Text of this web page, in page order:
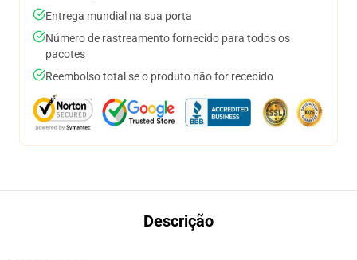
Entrega mundial na sua porta
Número de rastreamento fornecido para todos os
pacotes
Reembolso total se o produto não for recebido
Descrição